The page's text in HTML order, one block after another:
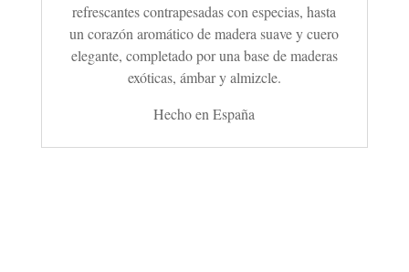
refrescantes contrapesadas con especias, hasta
un corazón aromático de madera suave y cuero
elegante, completado por una base de maderas
exóticas, ámbar y almizcle.
Hecho en España